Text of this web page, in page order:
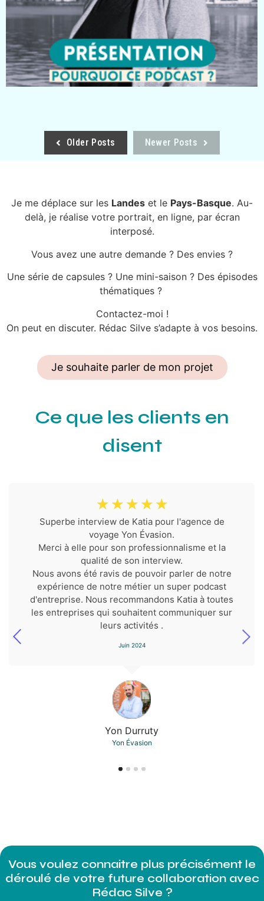
Older Posts Newer Posts
Je me déplace sur les Landes et le Pays-Basque. Au-
delà, je réalise votre portrait, en ligne, par écran
interposé.
Vous avez une autre demande ? Des envies ?
Une série de capsules ? Une mini-saison ? Des épisodes
thématiques ?
Contactez-moi !
On peut en discuter. Rédac Silve s’adapte à vos besoins.
Je souhaite parler de mon projet
Ce que les clients en
disent
Yon Durruty
Yon Évasion
☆ ☆ ☆ ☆ ☆
Superbe interview de Katia pour l'agence de
voyage Yon Évasion.
Merci à elle pour son professionnalisme et la
qualité de son interview.
Nous avons été ravis de pouvoir parler de notre
expérience de notre métier un super podcast
d'entreprise. Nous recommandons Katia à toutes
les entreprises qui souhaitent communiquer sur
leurs activités .
Juin 2024
Vous voulez connaitre plus précisément le
déroulé de votre future collaboration avec
Rédac Silve ?